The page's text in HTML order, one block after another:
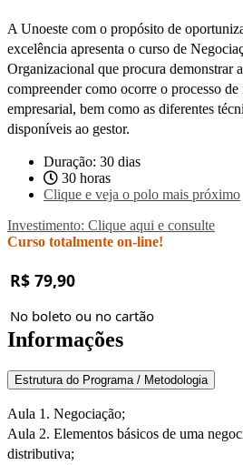
A Unoeste com o propósito de
excelência apresenta o curso de
Organizacional que procura demonstrar
compreender como ocorre o processo
empresarial, bem como as diferentes
disponíveis ao gestor.
Duração: 30 dias
30 horas
Clique e veja o polo mais próximo
Investimento: Clique aqui e consulte
Curso totalmente on-line!
R$ 79,90
No boleto ou no cartão
Informações
Estrutura do Programa / Metodologia
Aula 1. Negociação;
Aula 2. Elementos básicos de uma
distributiva;